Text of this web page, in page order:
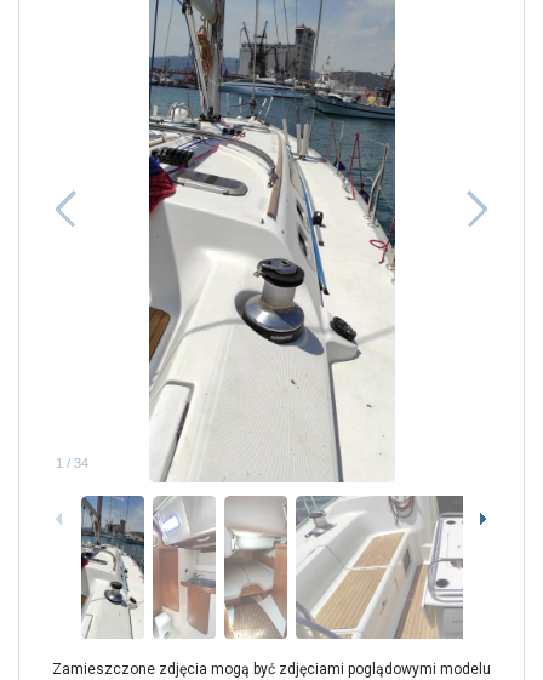
1 / 34
Zamieszczone zdjęcia mogą być zdjęciami poglądowymi modelu